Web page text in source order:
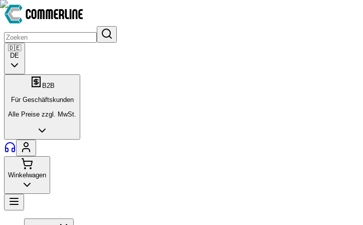
🇩🇪
DE
B2B
Für Geschäftskunden
Alle Preise zzgl. MwSt.
Winkelwagen